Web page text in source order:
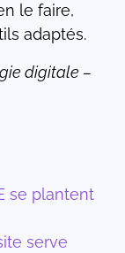
le faire,
adaptés.
digitale –
se plantent
serve